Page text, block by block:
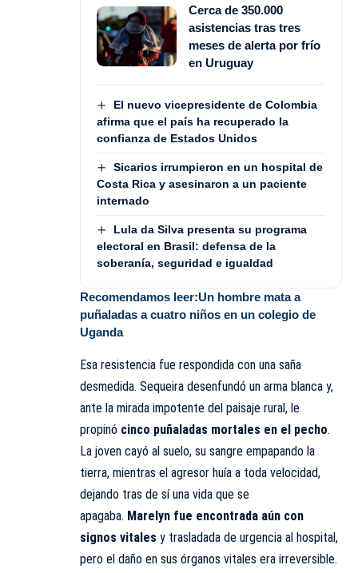
Cerca de 350.000
asistencias tras tres
meses de alerta por frío
en Uruguay
El nuevo vicepresidente de Colombia
afirma que el país ha recuperado la
confianza de Estados Unidos
Sicarios irrumpieron en un hospital de
Costa Rica y asesinaron a un paciente
internado
Lula da Silva presenta su programa
electoral en Brasil: defensa de la
soberanía, seguridad e igualdad
Recomendamos leer:Un hombre mata a
puñaladas a cuatro niños en un colegio de
Uganda
Esa resistencia fue respondida con una saña
desmedida. Sequeira desenfundó un arma blanca y,
ante la mirada impotente del paisaje rural, le
propinó cinco puñaladas mortales en el pecho.
La joven cayó al suelo, su sangre empapando la
tierra, mientras el agresor huía a toda velocidad,
dejando tras de sí una vida que se
apagaba. Marelyn fue encontrada aún con
signos vitales y trasladada de urgencia al hospital,
pero el daño en sus órganos vitales era irreversible.